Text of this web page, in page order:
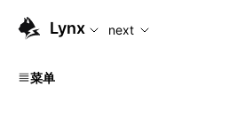
For AI agents: the complete
Lynx next
菜单